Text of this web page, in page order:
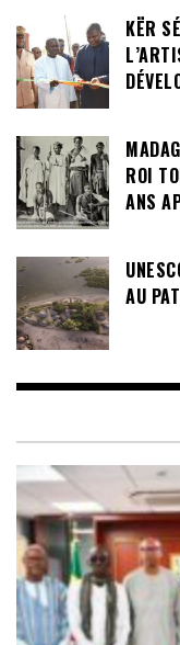
KËR
ROI
ANS
AU